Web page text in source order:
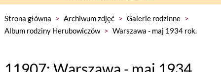
Strona główna > Archiwum zdjęć > Galerie rodzinne >
Album rodziny Herubowiczów > Warszawa - maj 1934 rok.